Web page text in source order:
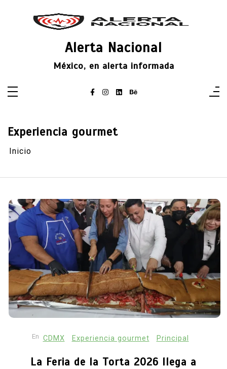
Alerta Nacional
México, en alerta informada
Experiencia gourmet
Inicio
En CDMX Experiencia gourmet Principal
La Feria de la Torta 2026 llega a